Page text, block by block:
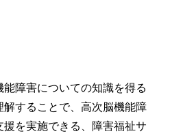
障害についての知識を得る
解することで、高次脳機能障
を実施できる、障害福祉サ